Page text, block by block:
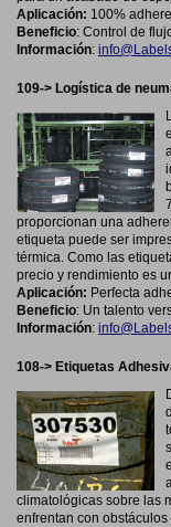
Aplicación: 100%
Beneficio: Control de
Información:
109-> Logística de
proporcionan una
etiqueta puede ser
térmica. Como las
precio y rendimiento es
Aplicación: Perfecta
Beneficio: Un talento
Información:
108-> Etiquetas
climatológicas sobre las
enfrentan con